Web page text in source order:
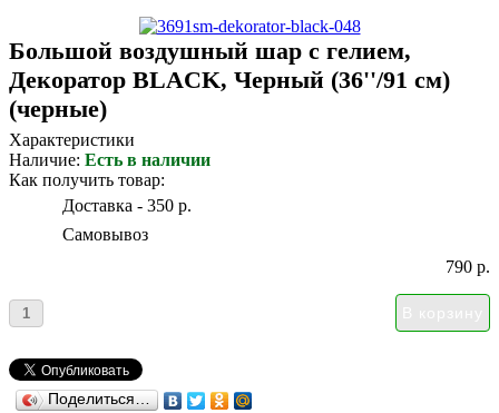
Большой воздушный шар с гелием,
Декоратор BLACK, Черный (36''/91 см)
(черные)
Характеристики
Наличие: Есть в наличии
Как получить товар:
Доставка - 350 р.
Самовывоз
790 р.
Поделиться…